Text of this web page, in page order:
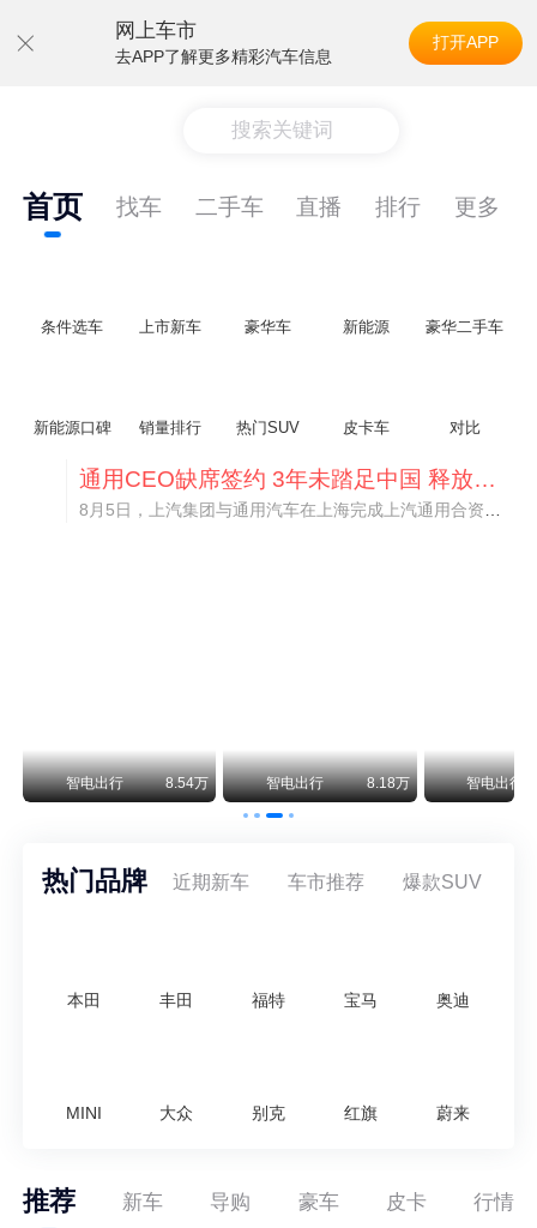
网上车市
去APP了解更多精彩汽车信息
打开APP
搜索关键词
首页 找车 二手车 直播 排行 更多
条件选车 上市新车 豪华车 新能源 豪华二手车
新能源口碑 销量排行 热门SUV 皮卡车 对比
通用CEO缺席签约 3年未踏足中国 释放反常信号
智电出行 8.54万 智电出行 8.18万 智电出行
热门品牌 近期新车 车市推荐 爆款SUV
本田 丰田 福特 宝马 奥迪
MINI 大众 别克 红旗 蔚来
推荐 新车 导购 豪车 皮卡 行情